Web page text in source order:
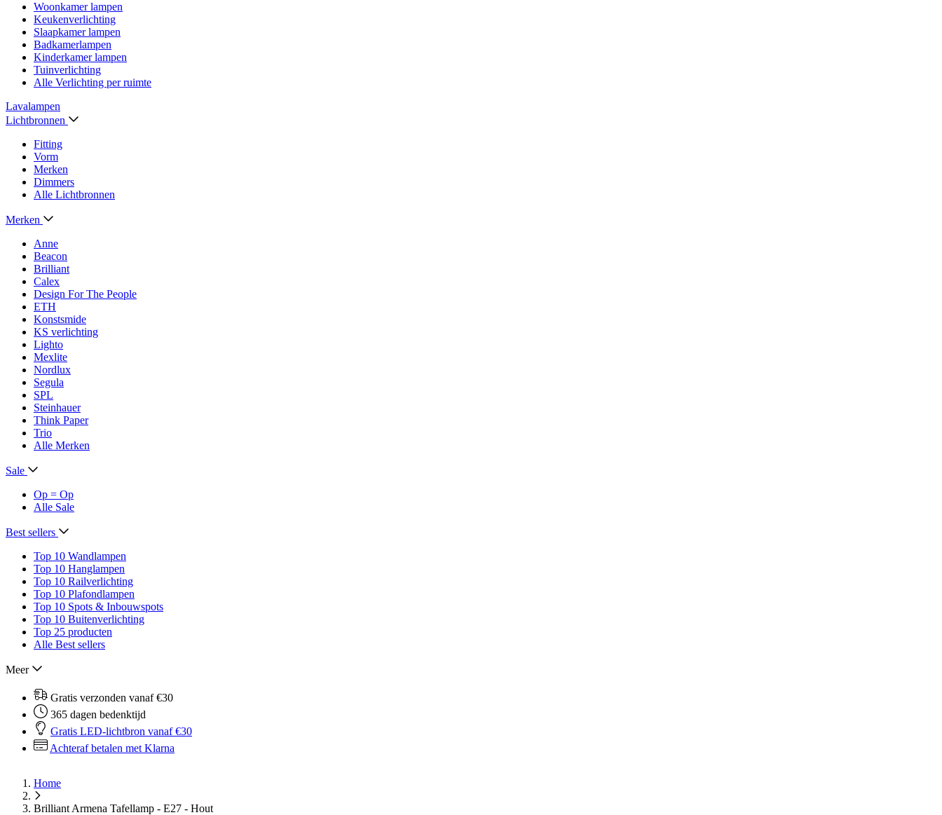
Woonkamer lampen
Keukenverlichting
Slaapkamer lampen
Badkamerlampen
Kinderkamer lampen
Tuinverlichting
Alle Verlichting per ruimte
Lavalampen
Lichtbronnen
Fitting
Vorm
Merken
Dimmers
Alle Lichtbronnen
Merken
Anne
Beacon
Brilliant
Calex
Design For The People
ETH
Konstsmide
KS verlichting
Lighto
Mexlite
Nordlux
Segula
SPL
Steinhauer
Think Paper
Trio
Alle Merken
Sale
Op = Op
Alle Sale
Best sellers
Top 10 Wandlampen
Top 10 Hanglampen
Top 10 Railverlichting
Top 10 Plafondlampen
Top 10 Spots & Inbouwspots
Top 10 Buitenverlichting
Top 25 producten
Alle Best sellers
Meer
Gratis verzonden vanaf €30
365 dagen bedenktijd
Gratis LED-lichtbron vanaf €30
Achteraf betalen met Klarna
Home
Brilliant Armena Tafellamp - E27 - Hout